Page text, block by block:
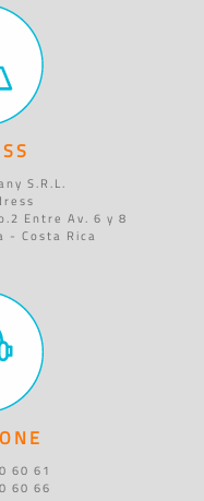
S.R.L.
Entre Av. 6 y 8
- Costa Rica
60 61
60 66